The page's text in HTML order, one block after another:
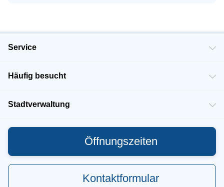
Service
Häufig besucht
Stadtverwaltung
Öffnungszeiten
Kontaktformular